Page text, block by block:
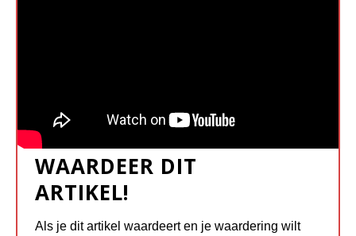
WAARDEER DIT
ARTIKEL!
Als je dit artikel waardeert en je waardering wilt